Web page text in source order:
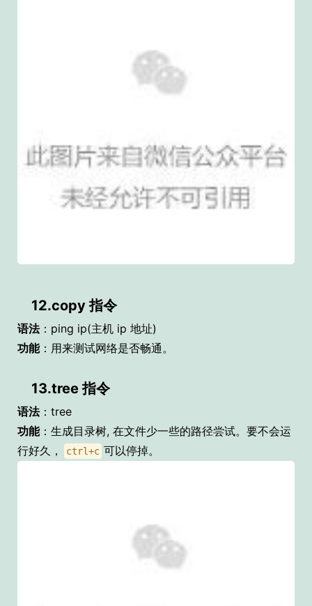
12.copy 指令
语法：ping ip(主机 ip 地址)
功能：用来测试网络是否畅通。
13.tree 指令
语法：tree
功能：生成目录树, 在文件少一些的路径尝试。要不会运
行好久，
ctrl+c 可以停掉。